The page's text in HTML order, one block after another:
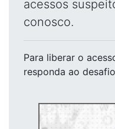
acessos
conosco.
Para liberar o
responda ao